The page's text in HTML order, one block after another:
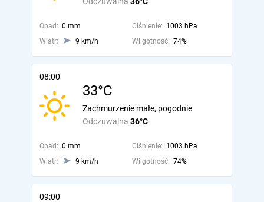
Opad: 0 mm Ciśnienie: 1003 hPa
Wiatr:
9 km/h Wilgotność: 74%
08:00
33°C
Odczuwalna 36°C
Zachmurzenie małe, pogodnie
Opad: 0 mm Ciśnienie: 1003 hPa
Wiatr:
9 km/h Wilgotność: 74%
09:00